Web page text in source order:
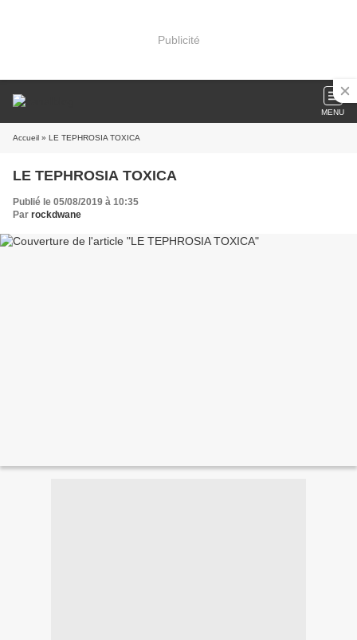
Publicité
MENU
Accueil » LE TEPHROSIA TOXICA
LE TEPHROSIA TOXICA
Publié le 05/08/2019 à 10:35
Par rockdwane